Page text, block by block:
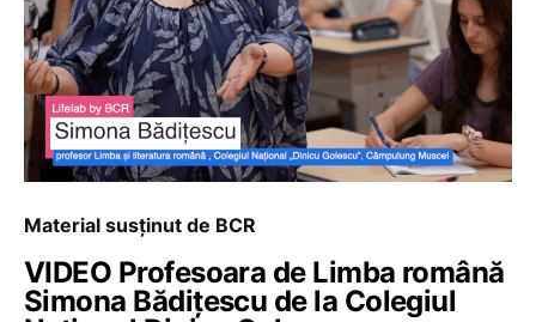
Material susținut de BCR
VIDEO Profesoara de Limba română
Simona Bădițescu de la Colegiul